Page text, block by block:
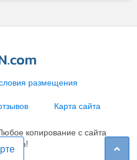
размещения
Карта сайта
копирование с сайта